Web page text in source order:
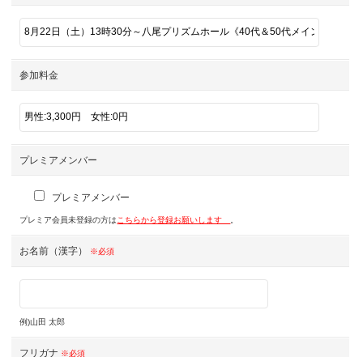
参加料金
プレミアメンバー
プレミアメンバー
プレミア会員未登録の方は こちらから登録お願いします
お名前（漢字） ※必須
例)山田 太郎
フリガナ ※必須